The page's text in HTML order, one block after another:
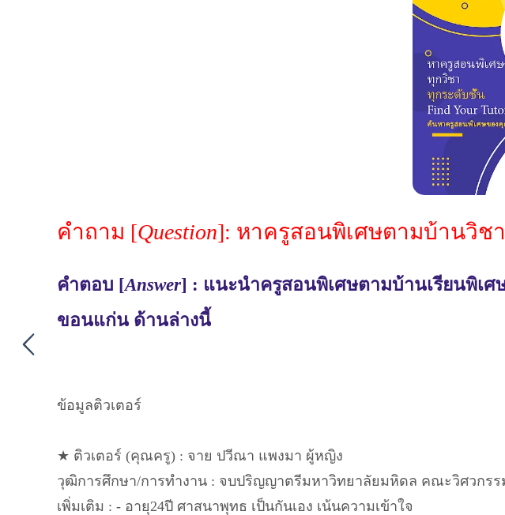
คำถาม [Question]: หาครูสอนพิเศษตามบ้านวิ
คำตอบ [Answer] : แนะนำครูสอนพิเศษตามบ้านเรียนพิเ
ขอนแก่น ด้านล่างนี้
ข้อมูลติวเตอร์
★ ติวเตอร์ (คุณครู) : จาย ปวีณา แพงมา ผู้หญิง
วุฒิการศึกษา/การทำงาน : จบปริญญาตรีมหาวิทยาลัยมหิดล คณะวิศวก
เพิ่มเติม : - อายุ24ปี ศาสนาพุทธ เป็นกันเอง เน้นความเข้าใจ